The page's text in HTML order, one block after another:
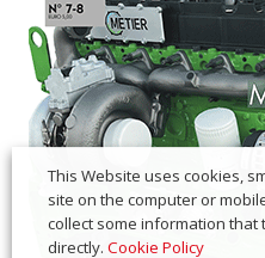
This Website uses cookies,
site on the computer or
collect some information
directly. Cookie Policy